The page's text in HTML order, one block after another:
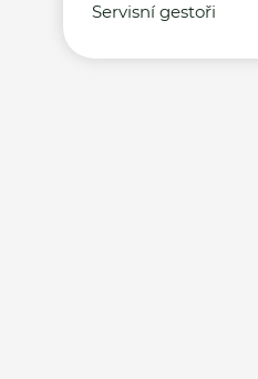
Servisní gestoři